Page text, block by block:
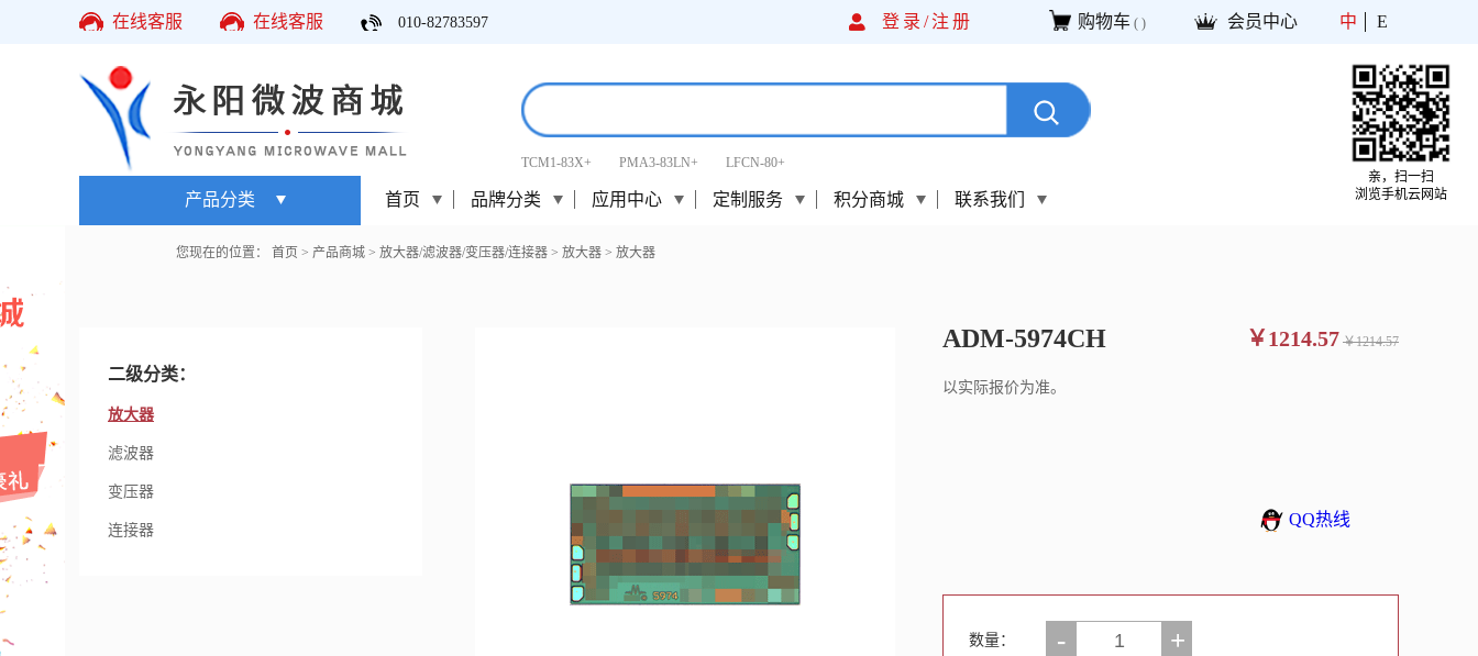
在线客服 在线客服 010-82783597 登录/注册 购物车 ( ) 会员中心 中 E
TCM1-83X+ PMA3-83LN+ LFCN-80+
产品分类 首页 品牌分类 应用中心 定制服务 积分商城 联系我们
您现在的位置： 首页 > 产品商城 > 放大器/滤波器/变压器/连接器 > 放大器 > 放大器
二级分类：
放大器
滤波器
变压器
连接器
ADM-5974CH
以实际报价为准。
QQ热线
￥1214.57 ￥1214.57
数量： - +
亲，扫一扫
浏览手机云网站